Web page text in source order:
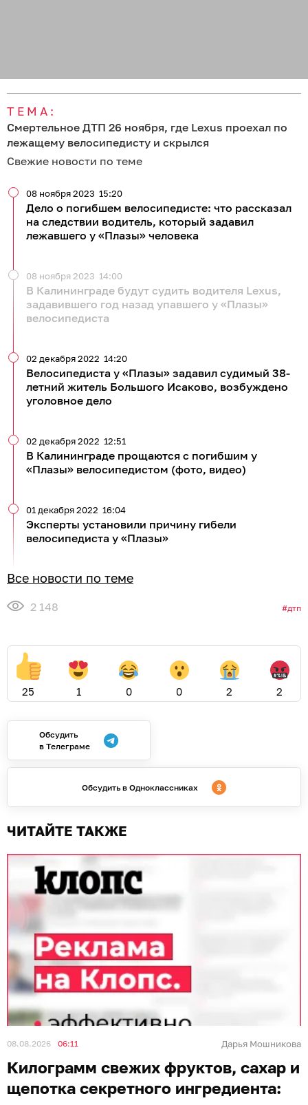
ТЕМА:
Смертельное ДТП 26 ноября, где Lexus проехал по
лежащему велосипедисту и скрылся
Свежие новости по теме
Дело о погибшем велосипедисте: что рассказал
на следствии водитель, который задавил
лежавшего у «Плазы» человека
08 ноября 2023 15:20
В Калининграде будут судить водителя Lexus,
задавившего год назад упавшего у «Плазы»
велосипедиста
08 ноября 2023 14:00
Велосипедиста у «Плазы» задавил судимый 38-
летний житель Большого Исаково, возбуждено
уголовное дело
02 декабря 2022 14:20
В Калининграде прощаются с погибшим у
«Плазы» велосипедистом (фото, видео)
02 декабря 2022 12:51
Эксперты установили причину гибели
велосипедиста у «Плазы»
01 декабря 2022 16:04
Все новости по теме
2 148 дтп
25 1 0 0 2 2
Обсудить
в Телеграме
Обсудить в Одноклассниках
ЧИТАЙТЕ ТАКЖЕ
08.08.2026 06:11 Дарья Мошникова
Килограмм свежих фруктов, сахар и
щепотка секретного ингредиента: